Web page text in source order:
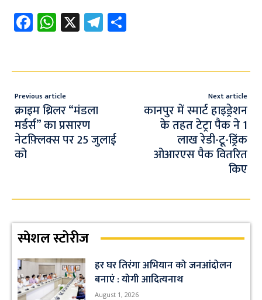
Fa
ce
o
o
k
W
h
s
A
p
p
X Te
le
a e
Previous article
क्राइम थ्रिलर “मंडला
मर्डर्स” का प्रसारण
नेटफ़्लिक्स पर 25 जुलाई
को
Next article
कानपुर में स्मार्ट हाइड्रेशन
के तहत टेट्रा पैक ने 1
लाख रेडी-टू-ड्रिंक
ओआरएस पैक वितरित
किए
स्पेशल स्टोरीज
हर घर तिरंगा अभियान को जनआंदोलन
बनाएं : योगी आदित्यनाथ
August 1, 2026